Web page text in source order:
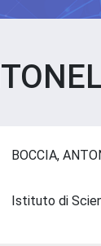
BOCCIA,
Istituto di